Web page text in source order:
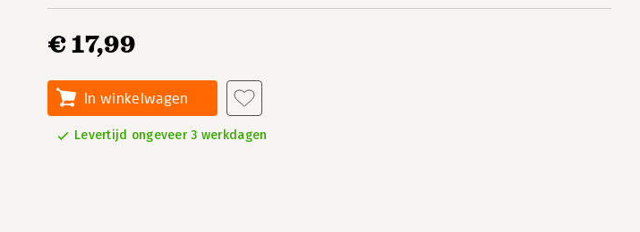
€ 17,99
In winkelwagen
Levertijd ongeveer 3 werkdagen